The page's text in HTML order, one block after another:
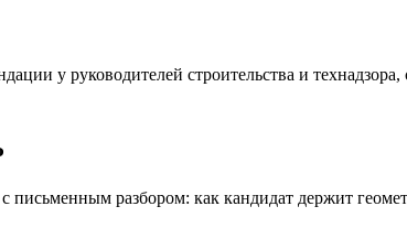
у руководителей строительства и
письменным разбором: как кандидат держит